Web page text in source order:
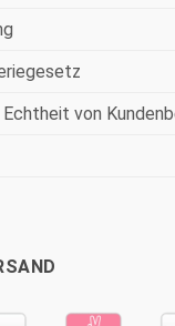
von